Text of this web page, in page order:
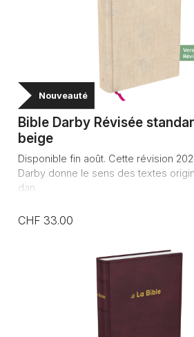
Nouveauté
Bible Darby Révisée
beige
Disponible fin août. Cette révision
Darby donne le sens des textes
dan...
CHF 33.00